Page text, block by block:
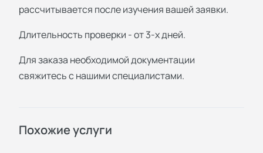
рассчитывается после изучения вашей заявки.
Длительность проверки - от 3-х дней.
Для заказа необходимой документации
свяжитесь с нашими специалистами.
Похожие услуги